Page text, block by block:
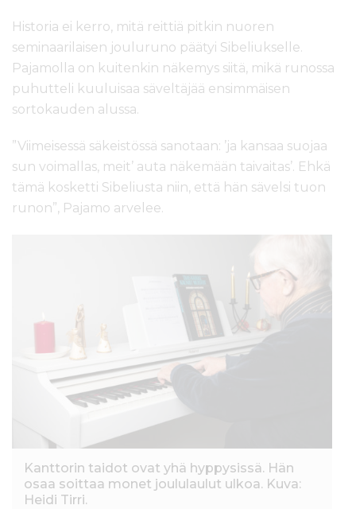
Historia ei kerro, mitä reittiä pitkin nuoren
seminaarilaisen jouluruno päätyi Sibeliukselle.
Pajamolla on kuitenkin näkemys siitä, mikä runossa
puhutteli kuuluisaa säveltäjää ensimmäisen
sortokauden alussa.
”Viimeisessä säkeistössä sanotaan: ’ja kansaa suojaa
sun voimallas, meit’ auta näkemään taivaitas’. Ehkä
tämä kosketti Sibeliusta niin, että hän sävelsi tuon
runon”, Pajamo arvelee.
Kanttorin taidot ovat yhä hyppysissä. Hän
osaa soittaa monet joululaulut ulkoa. Kuva:
Heidi Tirri.